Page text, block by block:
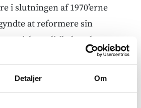
Detaljer Om
i slutningen af 1970’erne
at reformere sin
politik, har den
årlige vækst været